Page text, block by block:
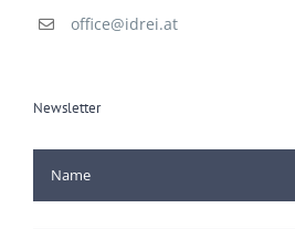
office@idrei.at
Newsletter